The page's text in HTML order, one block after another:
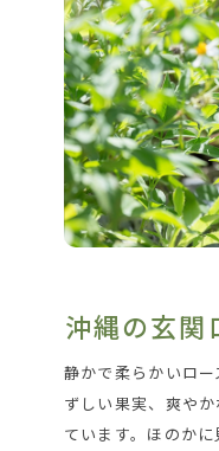
沖縄の玄関
静かで柔らかいロ
ずしい果実、爽や
ています。ほのか